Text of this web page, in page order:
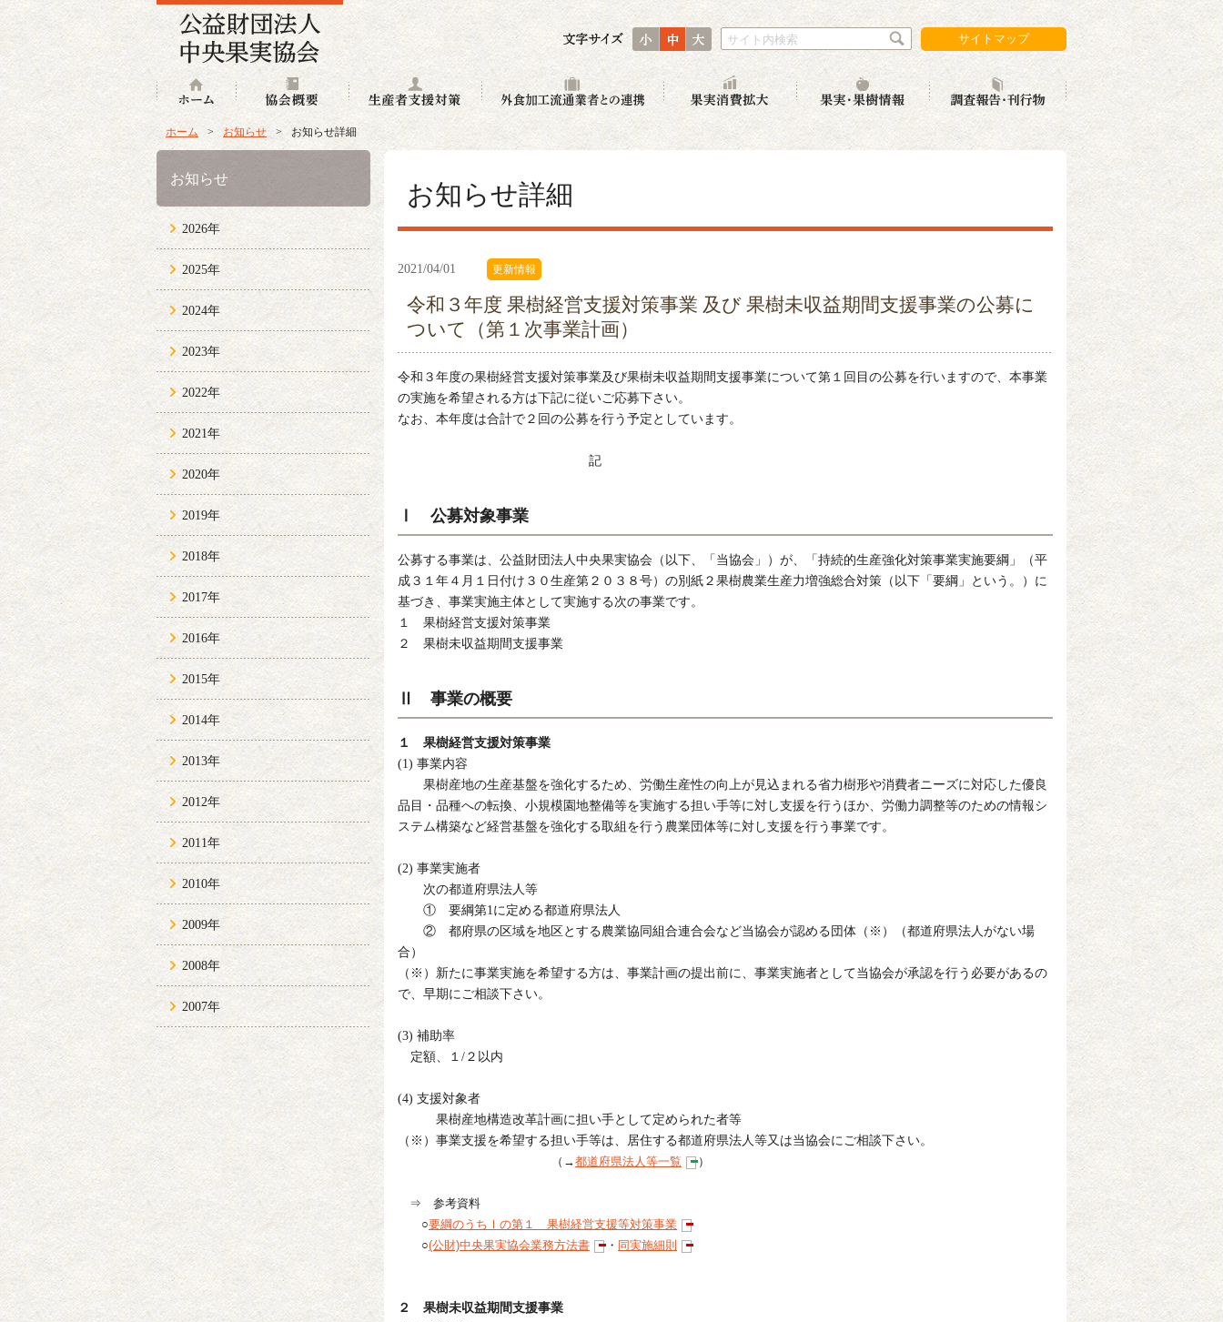
小 中 サイト内検索 サイトマップ
生産者支援対策 外食加工流通業者との連携果実消費拡大 果実・果樹情報
ホーム > お知らせ > お知らせ詳細
お知らせ
2026年
2025年
2024年
2023年
2022年
2021年
2020年
2019年
2018年
2017年
2016年
2015年
2014年
2013年
2012年
2011年
2010年
2009年
2008年
2007年
お知らせ詳細
2021/04/01 更新情報
令和３年度 果樹経営支援対策事業 及び 果樹未収益期間支援事業の公募に
ついて（第１次事業計画）
令和３年度の果樹経営支援対策事業及び果樹未収益期間支援事業について第１回目の公募を行いますので、本事業
の実施を希望される方は下記に従いご応募下さい。
なお、本年度は合計で２回の公募を行う予定としています。
記
Ⅰ 公募対象事業
公募する事業は、公益財団法人中央果実協会（以下、「当協会」）が、「持続的生産強化対策事業実施要綱」（平
成３１年４月１日付け３０生産第２０３８号）の別紙２果樹農業生産力増強総合対策（以下「要綱」という。）に
基づき、事業実施主体として実施する次の事業です。
１ 果樹経営支援対策事業
２ 果樹未収益期間支援事業
Ⅱ 事業の概要
１ 果樹経営支援対策事業
(1) 事業内容
果樹産地の生産基盤を強化するため、労働生産性の向上が見込まれる省力樹形や消費者ニーズに対応した優良
品目・品種への転換、小規模園地整備等を実施する担い手等に対し支援を行うほか、労働力調整等のための情報シ
ステム構築など経営基盤を強化する取組を行う農業団体等に対し支援を行う事業です。
(2) 事業実施者
次の都道府県法人等
① 要綱第1に定める都道府県法人
② 都府県の区域を地区とする農業協同組合連合会など当協会が認める団体（※）（都道府県法人がない場
合）
（※）新たに事業実施を希望する方は、事業計画の提出前に、事業実施者として当協会が承認を行う必要があるの
で、早期にご相談下さい。
(3) 補助率
定額、１/２以内
(4) 支援対象者
果樹産地構造改革計画に担い手として定められた者等
（※）事業支援を希望する担い手等は、居住する都道府県法人等又は当協会にご相談下さい。
（→都道府県法人等一覧 ）
⇒ 参考資料
○要綱のうちⅠの第１ 果樹経営支援等対策事業
○(公財)中央果実協会業務方法書 ・ 同実施細則
２ 果樹未収益期間支援事業